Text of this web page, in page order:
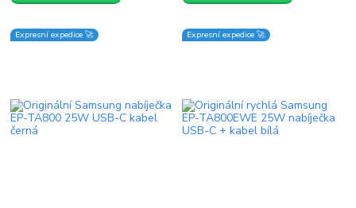
Expresní expedice 🚀 Expresní expedice 🚀